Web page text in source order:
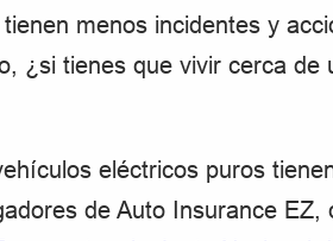
menos incidentes y
¿si tienes que vivir cerca de
eléctricos puros
de Auto Insurance EZ,